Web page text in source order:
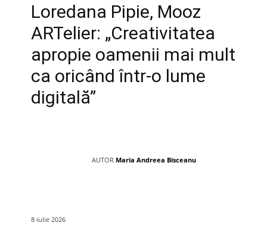
Loredana Pipie, Mooz
ARTelier: „Creativitatea
apropie oamenii mai mult
ca oricând într-o lume
digitală”
AUTOR Maria Andreea Bisceanu
8 iulie 2026